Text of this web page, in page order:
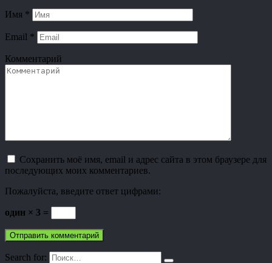
Имя *
Email *
Комментарий
Сохранить моё имя, email и адрес сайта в этом браузере для
последующих моих комментариев.
Пожалуйста, введите ответ цифрами:
один × 3 =
Search for: